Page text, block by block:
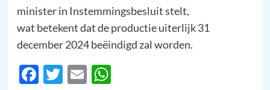
minister in Instemmingsbesluit stelt,
wat betekent dat de productie uiterlijk 31
december 2024 beëindigd zal worden.
Facebook
Twitter
EmailWhatsApp